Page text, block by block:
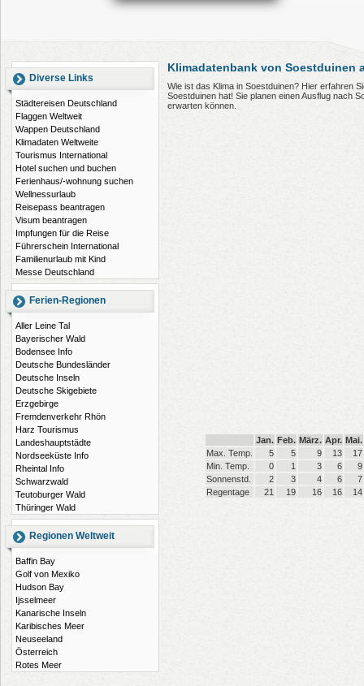
Diverse Links
Städtereisen Deutschland
Flaggen Weltweit
Wappen Deutschland
Klimadaten Weltweite
Tourismus International
Hotel suchen und buchen
Ferienhaus/-wohnung suchen
Wellnessurlaub
Reisepass beantragen
Visum beantragen
Impfungen für die Reise
Führerschein International
Familienurlaub mit Kind
Messe Deutschland
Ferien-Regionen
Aller Leine Tal
Bayerischer Wald
Bodensee Info
Deutsche Bundesländer
Deutsche Inseln
Deutsche Skigebiete
Erzgebirge
Fremdenverkehr Rhön
Harz Tourismus
Landeshauptstädte
Nordseeküste Info
Rheintal Info
Schwarzwald
Teutoburger Wald
Thüringer Wald
Regionen Weltweit
Baffin Bay
Golf von Mexiko
Hudson Bay
Ijsselmeer
Kanarische Inseln
Karibisches Meer
Neuseeland
Österreich
Rotes Meer
Klimadatenbank von Soestduinen
Wie ist das Klima in Soestduinen? Hier erfahren
Soestduinen hat! Sie planen einen Ausflug nach
erwarten können.
Jan. Feb. März. Apr. Mai.
Max. Temp.
5 5 9 13
17
Min. Temp.
0 1 3 6
9
Sonnenstd.
2 3 4 6
7
Regentage
21 19 16 16 14